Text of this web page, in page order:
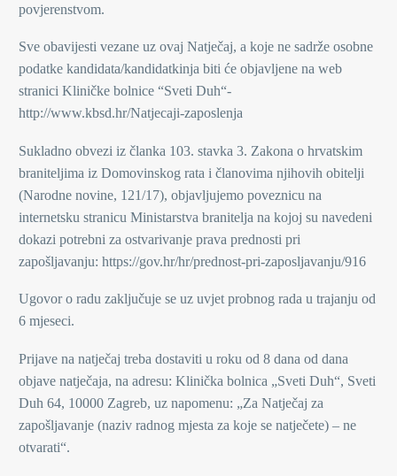
povjerenstvom.
Sve obavijesti vezane uz ovaj Natječaj, a koje ne sadrže osobne
podatke kandidata/kandidatkinja biti će objavljene na web
stranici Kliničke bolnice “Sveti Duh“-
http://www.kbsd.hr/Natjecaji-zaposlenja
Sukladno obvezi iz članka 103. stavka 3. Zakona o hrvatskim
braniteljima iz Domovinskog rata i članovima njihovih obitelji
(Narodne novine, 121/17), objavljujemo poveznicu na
internetsku stranicu Ministarstva branitelja na kojoj su navedeni
dokazi potrebni za ostvarivanje prava prednosti pri
zapošljavanju: https://gov.hr/hr/prednost-pri-zaposljavanju/916
Ugovor o radu zaključuje se uz uvjet probnog rada u trajanju od
6 mjeseci.
Prijave na natječaj treba dostaviti u roku od 8 dana od dana
objave natječaja, na adresu: Klinička bolnica „Sveti Duh“, Sveti
Duh 64, 10000 Zagreb, uz napomenu: „Za Natječaj za
zapošljavanje (naziv radnog mjesta za koje se natječete) – ne
otvarati“.